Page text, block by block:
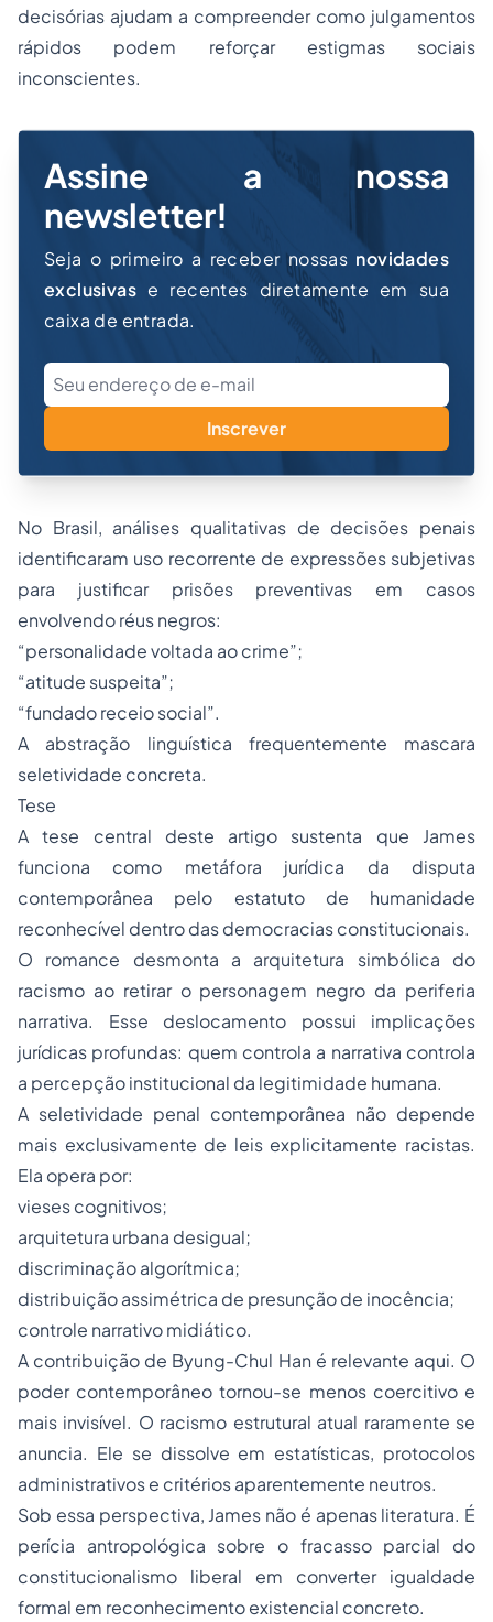
decisórias ajudam a compreender como julgamentos
rápidos podem reforçar estigmas sociais
inconscientes.
Assine a nossa
newsletter!
Seja o primeiro a receber nossas novidades
exclusivas e recentes diretamente em sua
caixa de entrada.
Inscrever
No Brasil, análises qualitativas de decisões penais
identificaram uso recorrente de expressões subjetivas
para justificar prisões preventivas em casos
envolvendo réus negros:
“personalidade voltada ao crime”;
“atitude suspeita”;
“fundado receio social”.
A abstração linguística frequentemente mascara
seletividade concreta.
Tese
A tese central deste artigo sustenta que James
funciona como metáfora jurídica da disputa
contemporânea pelo estatuto de humanidade
reconhecível dentro das democracias constitucionais.
O romance desmonta a arquitetura simbólica do
racismo ao retirar o personagem negro da periferia
narrativa. Esse deslocamento possui implicações
jurídicas profundas: quem controla a narrativa controla
a percepção institucional da legitimidade humana.
A seletividade penal contemporânea não depende
mais exclusivamente de leis explicitamente racistas.
Ela opera por:
vieses cognitivos;
arquitetura urbana desigual;
discriminação algorítmica;
distribuição assimétrica de presunção de inocência;
controle narrativo midiático.
A contribuição de Byung-Chul Han é relevante aqui. O
poder contemporâneo tornou-se menos coercitivo e
mais invisível. O racismo estrutural atual raramente se
anuncia. Ele se dissolve em estatísticas, protocolos
administrativos e critérios aparentemente neutros.
Sob essa perspectiva, James não é apenas literatura. É
perícia antropológica sobre o fracasso parcial do
constitucionalismo liberal em converter igualdade
formal em reconhecimento existencial concreto.